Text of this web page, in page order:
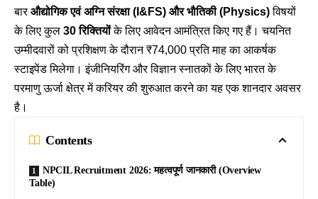
बारऔद्योगिक एवं अग्नि संरक्षा (I&FS) और भौतिकी (Physics)विषयों
के लिए कुल 30 रिक्तियोंके लिए आवेदन आमंत्रित किए गए हैं। चयनित
उम्मीदवारों को प्रशिक्षण के दौरान ₹74,000 प्रति माह का आकर्षक
स्टाइपेंड मिलेगा। इंजीनियरिंग और विज्ञान स्नातकों के लिए भारत के
परमाणु ऊर्जा क्षेत्र में करियर की शुरुआत करने का यह एक शानदार अवसर
है।
Contents
NPCIL Recruitment 2026: महत्वपूर्ण जानकारी (Overview
Table)